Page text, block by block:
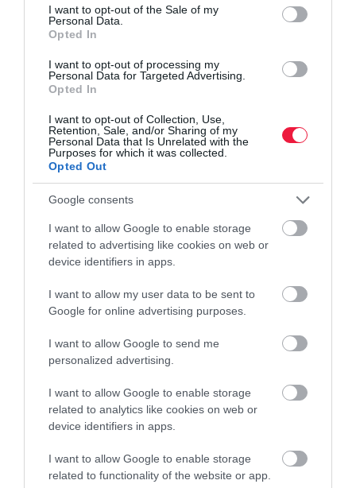
consent section.
I want to opt-out of the Sale of my
Personal Data.
Opted In
I want to opt-out of processing my
Personal Data for Targeted Advertising.
Opted In
I want to opt-out of Collection, Use,
Retention, Sale, and/or Sharing of my
Personal Data that Is Unrelated with the
Purposes for which it was collected.
Opted Out
Google consents
I want to allow Google to enable storage
related to advertising like cookies on web or
device identifiers in apps.
I want to allow my user data to be sent to
Google for online advertising purposes.
I want to allow Google to send me
personalized advertising.
I want to allow Google to enable storage
related to analytics like cookies on web or
device identifiers in apps.
I want to allow Google to enable storage
related to functionality of the website or app.
VENDÉGLÁTÁS
Hungaroring 2026: ilyen árakra számíthatnak idén
a fanok
Július utolsó hétvégéjén 40. alkalommal bőgnek fel a motorok a
szombatra még találhatunk jegyeket, a vasárnap azonban már
régóta teltház.